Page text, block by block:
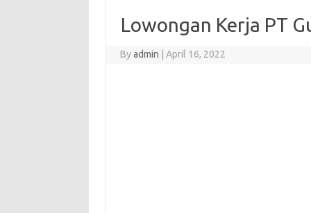
Lowongan Kerja PT
Byadmin April 16, 2022